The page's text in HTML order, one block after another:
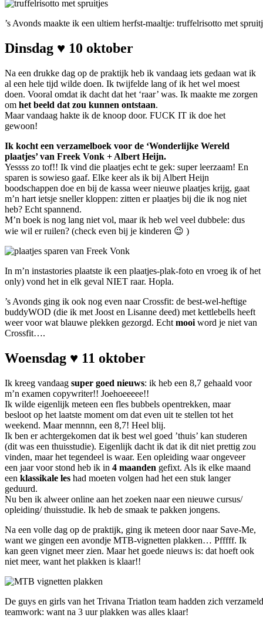
’s Avonds maakte ik een ultiem herfst-maaltje: truffelrisotto met
Dinsdag ♥ 10 oktober
Na een drukke dag op de praktijk heb ik vandaag iets gedaan wat ik
al een hele tijd wilde doen. Ik twijfelde lang of ik het wel moest
doen. Vooral omdat ik dacht dat het ‘raar’ was. Ik maakte me zorgen
om het beeld dat zou kunnen ontstaan.
Maar vandaag hakte ik de knoop door. FUCK IT ik doe het
gewoon!
Ik kocht een verzamelboek voor de ‘Wonderlijke Wereld
plaatjes’ van Freek Vonk + Albert Heijn.
Yessss zo tof!! Ik vind die plaatjes echt te gek: super leerzaam! En
sparen is sowieso gaaf. Elke keer als ik bij Albert Heijn
boodschappen doe en bij de kassa weer nieuwe plaatjes krijg, gaat
m’n hart ietsje sneller kloppen: zitten er plaatjes bij die ik nog niet
heb? Echt spannend.
M’n boek is nog lang niet vol, maar ik heb wel veel dubbele: dus
wie wil er ruilen? (check even bij je kinderen 😉 )
In m’n instastories plaatste ik een plaatjes-plak-foto en vroeg ik of
only) vond het in elk geval NIET raar. Hopla.
’s Avonds ging ik ook nog even naar Crossfit: de best-wel-heftige
buddyWOD (die ik met Joost en Lisanne deed) met kettlebells heeft
weer voor wat blauwe plekken gezorgd. Echt mooi word je niet van
Crossfit….
Woensdag ♥ 11 oktober
Ik kreeg vandaag super goed nieuws: ik heb een 8,7 gehaald voor
m’n examen copywriter!! Joehoeeeee!!
Ik wilde eigenlijk meteen een fles bubbels opentrekken, maar
besloot op het laatste moment om dat even uit te stellen tot het
weekend. Maar mennnn, een 8,7! Heel blij.
Ik ben er achtergekomen dat ik best wel goed ’thuis’ kan studeren
(dit was een thuisstudie). Eigenlijk dacht ik dat ik dit niet prettig zou
vinden, maar het tegendeel is waar. Een opleiding waar ongeveer
een jaar voor stond heb ik in 4 maanden gefixt. Als ik elke maand
een klassikale les had moeten volgen had het een stuk langer
geduurd.
Nu ben ik alweer online aan het zoeken naar een nieuwe cursus/
opleiding/ thuisstudie. Ik heb de smaak te pakken jongens.
Na een volle dag op de praktijk, ging ik meteen door naar Save-Me,
want we gingen een avondje MTB-vignetten plakken… Pfffff. Ik
kan geen vignet meer zien. Maar het goede nieuws is: dat hoeft ook
niet meer, want het plakken is klaar!!
De guys en girls van het Trivana Triatlon team hadden zich
teamwork: want na 3 uur plakken was alles klaar!